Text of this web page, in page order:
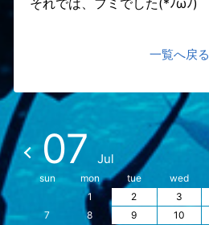
それでは、フミでした(*ﾉωﾉ)
一覧へ戻る
07 Jul
sun mon tue wed
1
2 3
7
8 9 10